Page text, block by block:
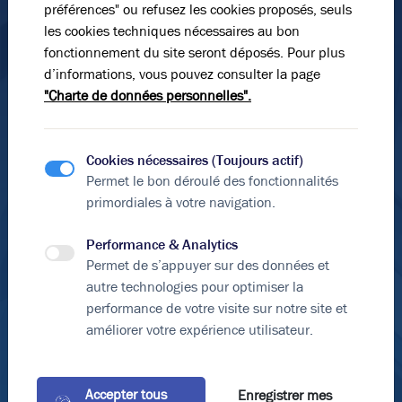
560 m² non divisibles
2 800
Vous n’avez pas trouvé l’offre qu’il vous faut ?
Soyez alerté quand de nouvelles annonces sont
disponibles pour votre recherche !
Créer une alerte
Découvrir les offres hors catalogue
pourraient vous intéresser :
En soumettant ce formulaire, j'accepte que les
informations saisies soient exploitées dans le cadre de
ma demande et de la relation commerciale qui peut en
découler.
*Éléments obligatoires
Envoyer le formulaire
préférences" ou refusez les cookies proposés, seuls
les cookies techniques nécessaires au bon
fonctionnement du site seront déposés. Pour plus
d’informations, vous pouvez consulter la page
"Charte de données personnelles".
Cookies nécessaires (Toujours actif)
Permet le bon déroulé des fonctionnalités
primordiales à votre navigation.
Performance & Analytics
Permet de s’appuyer sur des données et
autre technologies pour optimiser la
performance de votre visite sur notre site et
améliorer votre expérience utilisateur.
Accepter tous
Enregistrer mes